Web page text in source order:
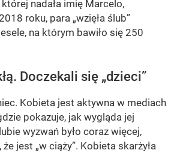
nadała imię Marcelo,
roku, para „wzięła ślub”
na którym bawiło się 250
Doczekali się „dzieci”
Kobieta jest aktywna w mediach
pokazuje, jak wygląda jej
wyzwań było coraz więcej,
że jest „w ciąży”. Kobieta skarżyła